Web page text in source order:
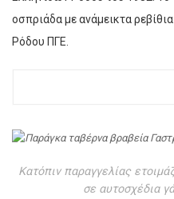
οσπριάδα με ανάμεικτα
Ρόδου ΠΓΕ.
Κατόπιν παραγγελίας
σε αυτοσχέδια